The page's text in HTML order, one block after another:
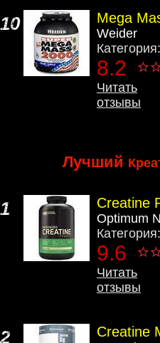
10 Mega
Weider
Категория:
8.2
Читать
отзывы
Лучший
1 Creatine
Optimum
Категория:
9.6
Читать
отзывы
2 Creatine